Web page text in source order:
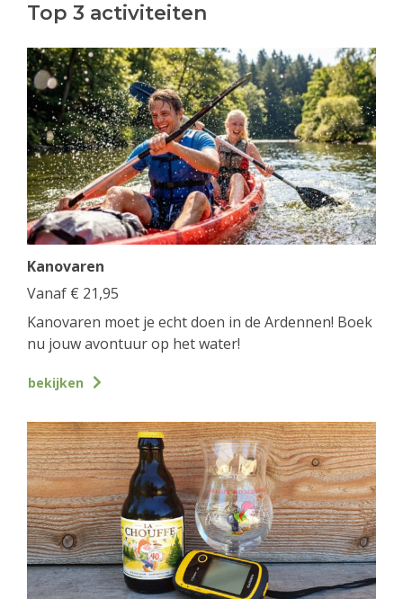
Top 3 activiteiten
Kanovaren
Vanaf € 21,95
Kanovaren moet je echt doen in de Ardennen! Boek
nu jouw avontuur op het water!
bekijken